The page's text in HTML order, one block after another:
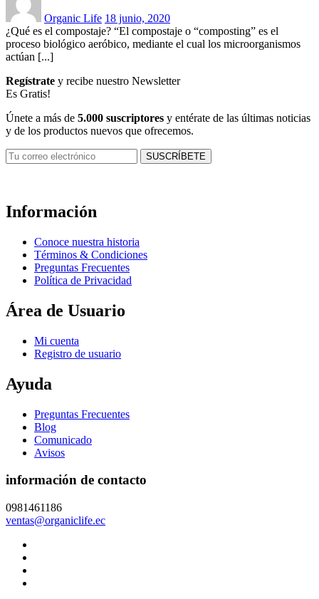
Organic Life 18 junio, 2020
¿Qué es el compostaje? “El compostaje o “composting” es el
proceso biológico aeróbico, mediante el cual los microorganismos
actúan [...]
Regístrate y recibe nuestro Newsletter
Es Gratis!
Únete a más de 5.000 suscriptores y entérate de las últimas noticias
y de los productos nuevos que ofrecemos.
Información
Conoce nuestra historia
Términos & Condiciones
Preguntas Frecuentes
Política de Privacidad
Área de Usuario
Mi cuenta
Registro de usuario
Ayuda
Preguntas Frecuentes
Blog
Comunicado
Avisos
información de contacto
0981461186
ventas@organiclife.ec